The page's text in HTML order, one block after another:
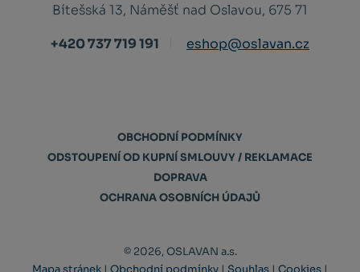
Bítešská 13, Náměšť nad Oslavou, 675 71
+420 737 719 191
eshop@oslavan.cz
OBCHODNÍ PODMÍNKY
ODSTOUPENÍ OD KUPNÍ SMLOUVY / REKLAMACE
DOPRAVA
OCHRANA OSOBNÍCH ÚDAJŮ
© 2026, OSLAVAN a.s.
Mapa stránek | Obchodní podmínky | Souhlas | Cookies |